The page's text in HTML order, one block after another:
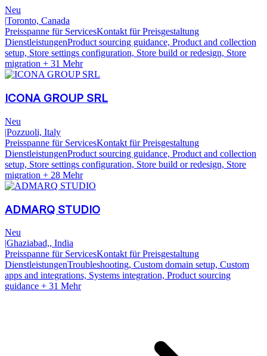
Neu
|Toronto, Canada
Preisspanne für ServicesKontakt für Preisgestaltung
DienstleistungenProduct sourcing guidance, Product and collection
setup, Store settings configuration, Store build or redesign, Store
migration + 31 Mehr
ICONA GROUP SRL
Neu
|Pozzuoli, Italy
Preisspanne für ServicesKontakt für Preisgestaltung
DienstleistungenProduct sourcing guidance, Product and collection
setup, Store settings configuration, Store build or redesign, Store
migration + 28 Mehr
ADMARQ STUDIO
Neu
|Ghaziabad,, India
Preisspanne für ServicesKontakt für Preisgestaltung
DienstleistungenTroubleshooting, Custom domain setup, Custom
apps and integrations, Systems integration, Product sourcing
guidance + 31 Mehr